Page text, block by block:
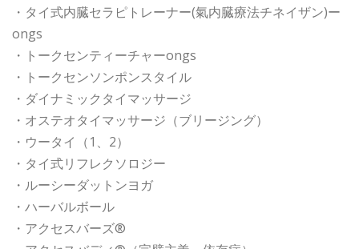
・タイ式内臓セラピトレーナー(氣内臓療法チネイザン)ー
ongs
・トークセンティーチャーongs
・トークセンソンポンスタイル
・ダイナミックタイマッサージ
・オステオタイマッサージ（ブリージング）
・ウータイ（1、2）
・タイ式リフレクソロジー
・ルーシーダットンヨガ
・ハーバルボール
・アクセスバーズ®